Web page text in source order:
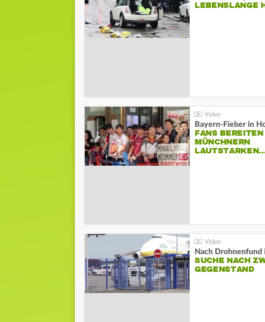
LEBENSLANGE
Bayern-Fieber in
FANS BEREITEN
MÜNCHNERN
Nach Drohnenfund
SUCHE NACH
GEGENSTAND